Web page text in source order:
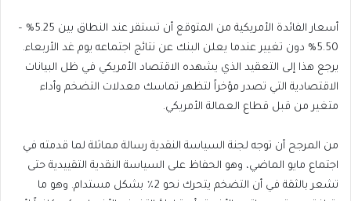
أسعار الفائدة الأمريكية من المتوقع أن تستقر عند النطاق بين 5.25% –
5.50% دون تغيير عندما يعلن البنك عن نتائج اجتماعه يوم غد الأربعاء.
يرجع هذا إلى التعقيد الذي يشهده الاقتصاد الأمريكي في ظل البيانات
الاقتصادية التي تصدر مؤخراً لتظهر تماسك معدلات التضخم وأداء
متغير من قبل قطاع العمالة الأمريكي.
من المرجح أن توجه لجنة السياسة النقدية رسالة مماثلة لما قدمته في
اجتماع مايو الماضي، وهو الحفاظ على السياسة النقدية التقييدية حتى
تشعر بالثقة في أن التضخم يتحرك نحو 2٪ بشكل مستدام. وهو ما